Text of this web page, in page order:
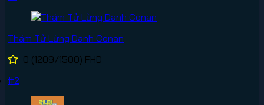
Thám Tử Lừng Danh Conan
0 (1209/1500) FHD
#2